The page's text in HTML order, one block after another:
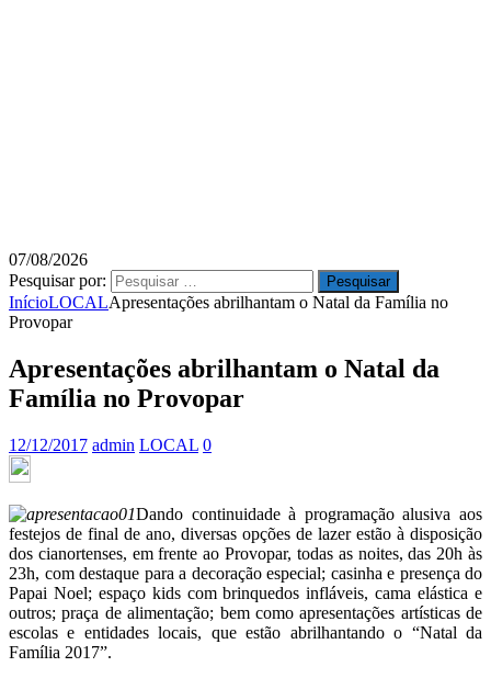
07/08/2026
Pesquisar por:
InícioLOCALApresentações abrilhantam o Natal da Família no
Provopar
Apresentações abrilhantam o Natal da
Família no Provopar
12/12/2017 admin LOCAL 0
Dando continuidade à programação alusiva aos
festejos de final de ano, diversas opções de lazer estão à disposição
dos cianortenses, em frente ao Provopar, todas as noites, das 20h às
23h, com destaque para a decoração especial; casinha e presença do
Papai Noel; espaço kids com brinquedos infláveis, cama elástica e
outros; praça de alimentação; bem como apresentações artísticas de
escolas e entidades locais, que estão abrilhantando o “Natal da
Família 2017”.